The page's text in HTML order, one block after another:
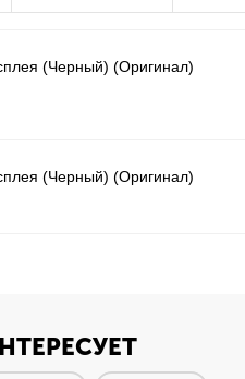
(Черный) (Оригинал)
(Черный) (Оригинал)